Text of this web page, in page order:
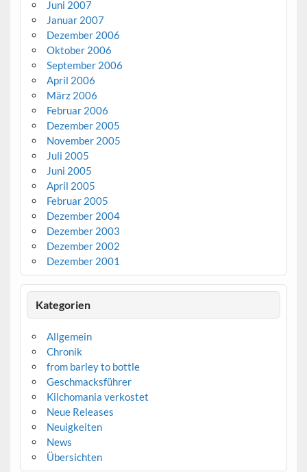
Juni 2007
Januar 2007
Dezember 2006
Oktober 2006
September 2006
April 2006
März 2006
Februar 2006
Dezember 2005
November 2005
Juli 2005
Juni 2005
April 2005
Februar 2005
Dezember 2004
Dezember 2003
Dezember 2002
Dezember 2001
Kategorien
Allgemein
Chronik
from barley to bottle
Geschmacksführer
Kilchomania verkostet
Neue Releases
Neuigkeiten
News
Übersichten